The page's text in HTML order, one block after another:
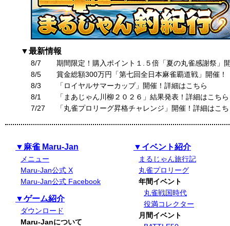
▼最新情報
8/7
期間限定！購入ポイント１.５倍「夏の丸雀感謝祭」
8/5
賞金総額300万円「第七回全日本麻雀覇道戦」開催！
8/3
「ロイヤルサマーカップ」開催！詳細はこちら
8/1
「まあじゃん川柳２０２６」結果発表！詳細はこちら
7/27
「丸雀プロリーグ昇格チャレンジ」開催！詳細はこ
▼麻雀 Maru-Jan
メニュー
Maru-Jan公式 X
Maru-Jan公式 Facebook
▼ゲーム紹介
ダウンロード
Maru-Janについて
▼イベント紹介
まるじゃん旅行記
丸雀プロリーグ
年間イベント
丸雀戦国時代
役満コレクター
月間イベント